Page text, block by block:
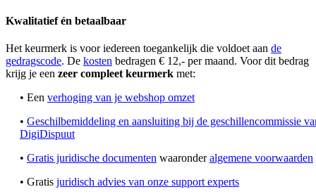
Kwalitatief én betaalbaar
Het keurmerk is voor iedereen toegankelijk die voldoet aan de
gedragscode. De kosten bedragen € 12,- per maand. Voor dit bedrag
krijg je een zeer compleet keurmerk met:
• Een verhoging van je webshop omzet
• Geschilbemiddeling en aansluiting bij de geschillencommissie
DigiDispuut
• Gratis juridische documenten waaronderalgemene voorwaarden
• Gratis juridisch advies van onze support experts